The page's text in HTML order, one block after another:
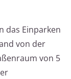
das Einparken
von der
von 5